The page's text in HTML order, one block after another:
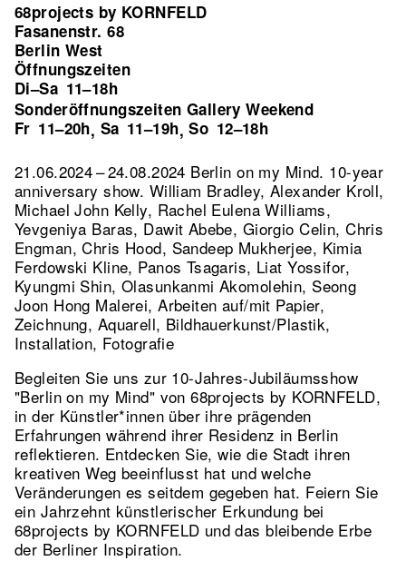
68projects by KORNFELD
Fasanenstr. 68
Berlin West
Öffnungszeiten
Di–Sa 11–18h
Sonderöffnungszeiten Gallery Weekend
Fr 11–20h, Sa 11–19h,So 12–18h
21.06.2024 – 24.08.2024 Berlin on my Mind. 10-year
anniversary show. William Bradley, Alexander Kroll,
Michael John Kelly, Rachel Eulena Williams,
Yevgeniya Baras, Dawit Abebe, Giorgio Celin, Chris
Engman, Chris Hood, Sandeep Mukherjee, Kimia
Ferdowski Kline, Panos Tsagaris, Liat Yossifor,
Kyungmi Shin, Olasunkanmi Akomolehin, Seong
Joon Hong Malerei, Arbeiten auf/mit Papier,
Zeichnung, Aquarell, Bildhauerkunst/Plastik,
Installation, Fotografie
Begleiten Sie uns zur 10-Jahres-Jubiläumsshow
"Berlin on my Mind" von 68projects by KORNFELD,
in der Künstler*innen über ihre prägenden
Erfahrungen während ihrer Residenz in Berlin
reflektieren. Entdecken Sie, wie die Stadt ihren
kreativen Weg beeinflusst hat und welche
Veränderungen es seitdem gegeben hat. Feiern Sie
ein Jahrzehnt künstlerischer Erkundung bei
68projects by KORNFELD und das bleibende Erbe
der Berliner Inspiration.